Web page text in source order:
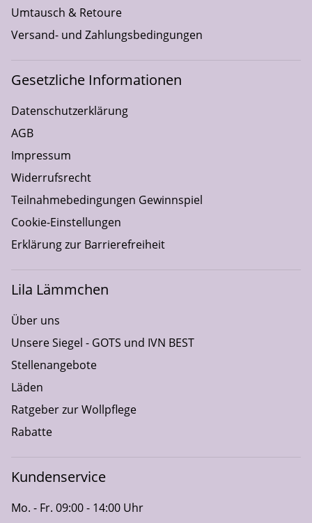
Umtausch & Retoure
Versand- und Zahlungsbedingungen
Gesetzliche Informationen
Datenschutzerklärung
AGB
Impressum
Widerrufsrecht
Teilnahmebedingungen Gewinnspiel
Cookie-Einstellungen
Erklärung zur Barrierefreiheit
Lila Lämmchen
Über uns
Unsere Siegel - GOTS und IVN BEST
Stellenangebote
Läden
Ratgeber zur Wollpflege
Rabatte
Kundenservice
Mo. - Fr. 09:00 - 14:00 Uhr